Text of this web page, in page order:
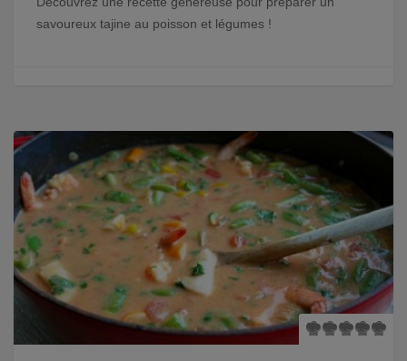
savoureux tajine au poisson et légumes !